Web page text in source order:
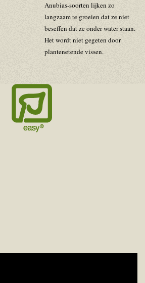
Anubias-soorten lijken zo
langzaam te groeien dat ze niet
beseffen dat ze onder water staan.
Het wordt niet gegeten door
plantenetende vissen.